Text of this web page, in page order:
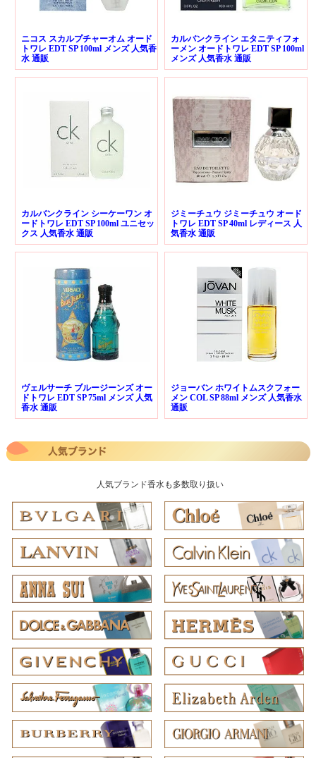
ニコス スカルプチャーオム オード
トワレ EDT SP 100ml メンズ 人気香
水 通販
カルバンクライン エタニティフォ
ーメン オードトワレ EDT SP 100ml
メンズ 人気香水 通販
カルバンクライン シーケーワン オ
ードトワレ EDT SP 100ml ユニセッ
クス 人気香水 通販
ジミーチュウ ジミーチュウ オード
トワレ EDT SP 40ml レディース 人
気香水 通販
ヴェルサーチ ブルージーンズ オー
ドトワレ EDT SP 75ml メンズ 人気
香水 通販
ジョーバン ホワイトムスクフォー
メン COL SP 88ml メンズ 人気香水
通販
人気ブランド香水も多数取り扱い